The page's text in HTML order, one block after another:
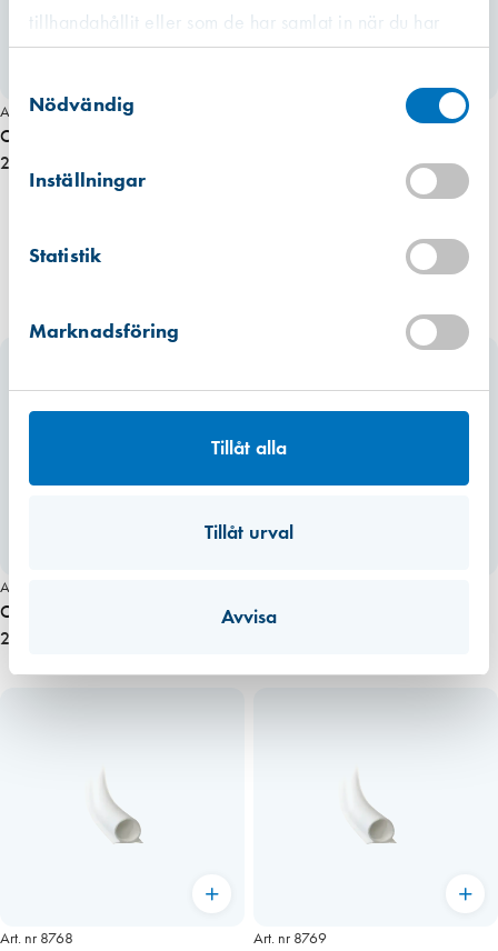
tillhandahållit eller som de har samlat in när du har
använt deras tjänster.
Nödvändig
Inställningar
Statistik
Marknadsföring
Tillåt alla
Tillåt urval
Avvisa
Art. nr 8762
O-list 8 mm, C-sågspår GRÅ konsumentförp. 8 m
238,00 kr
Art. nr 8760
O-list 6 mm, C-sågspår GRÅ
konsumentförp. 8 m
246,00 kr
O-list 10 mm, frässpår GRÅ
Art. nr 8768 Art. nr 8769
Finns i lager (6 st)
Finns i lager (5 st)
Hitta hit
Hitta hit